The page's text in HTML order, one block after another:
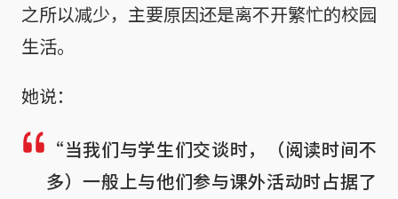
之所以减少，主要原因还是离不开繁忙的校园
生活。
她说：
“当我们与学生们交谈时，（阅读时间不
多）一般上与他们参与课外活动时占据了